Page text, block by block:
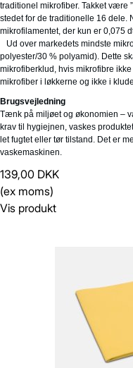
traditionel mikrofiber. Takket være
stedet for de traditionelle 16 dele.
mikrofilamentet, der kun er 0,075
Ud over markedets mindste
polyester/30 % polyamid). Dette
mikrofiberklud, hvis mikrofibre
mikrofiber i løkkerne og ikke i
Brugsvejledning
Tænk på miljøet og økonomien –
krav til hygiejnen, vaskes
let fugtet eller tør tilstand. Det er
vaskemaskinen.
139,00 DKK
(ex moms)
Vis produkt